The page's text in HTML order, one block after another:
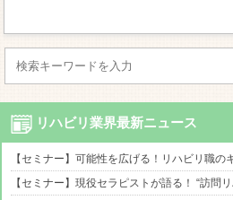
リハビリ業界最新ニュース
【セミナー】可能性を広げる！リハビリ職の
【セミナー】現役セラピストが語る！ “訪問